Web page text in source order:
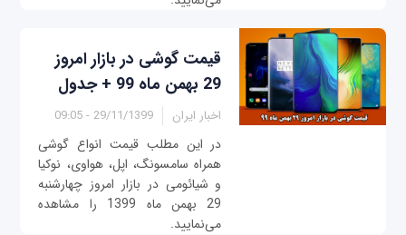
قیمت گوشی در بازار امروز
29 بهمن ماه 99 + جدول
اخبار ایران 29/11/1399 - 09:05
در این مطلب قیمت انواع گوشی
همراه سامسونگ، اپل، هواوی، نوکیا
و شیائومی در بازار امروز چهار‌شنبه
29 بهمن ماه 1399 را مشاهده
می‌نمایید.